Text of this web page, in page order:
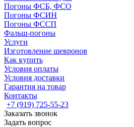
Погоны ФСБ, ФСО
Погоны ФСИН
Погоны ФССП
Фальш-погоны
Услуги
Изготовление шевронов
Как купить
Условия оплаты
Условия доставки
Гарантия на товар
Контакты
+7 (919) 725-55-23
Заказать звонок
Задать вопрос